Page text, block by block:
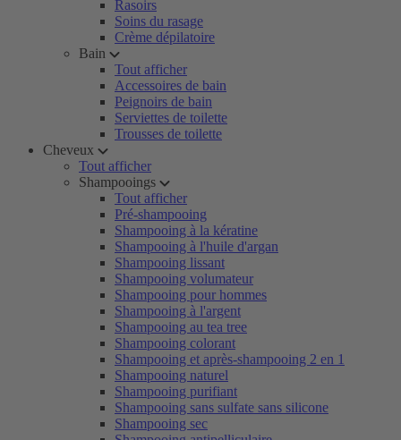
Rasoirs
Soins du rasage
Crème dépilatoire
Bain
Tout afficher
Accessoires de bain
Peignoirs de bain
Serviettes de toilette
Trousses de toilette
Cheveux
Tout afficher
Shampooings
Tout afficher
Pré-shampooing
Shampooing à la kératine
Shampooing à l'huile d'argan
Shampooing lissant
Shampooing volumateur
Shampooing pour hommes
Shampooing à l'argent
Shampooing au tea tree
Shampooing colorant
Shampooing et après-shampooing 2 en 1
Shampooing naturel
Shampooing purifiant
Shampooing sans sulfate sans silicone
Shampooing sec